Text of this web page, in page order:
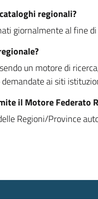
regionali?
giornalmente al fine
un motore di
ai siti
il Motore Federato
Regioni/Province